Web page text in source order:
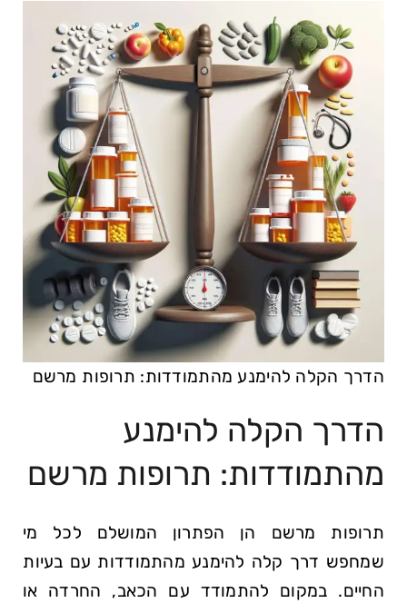
הדרך הקלה להימנע מהתמודדות: תרופות ⁣מרשם
הדרך הקלה להימנע
מהתמודדות: תרופות ⁣מרשם
תרופות מרשם ⁣הן הפתרון המושלם לכל מי
שמחפש דרך קלה ​להימנע מהתמודדות עם בעיות⁢
החיים. במקום להתמודד עם הכאב, החרדה או